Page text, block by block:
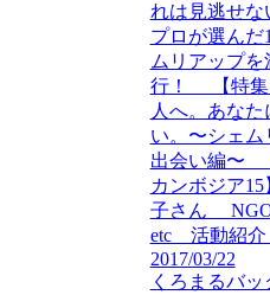
れは見逃せな
プロが選んだ
ムリアップを
行！ 【特集
人へ。あなた
い。〜シェム
出会い編〜
カンボジア15
子さん
etc 活動紹
2017/03/22
くろまるバ